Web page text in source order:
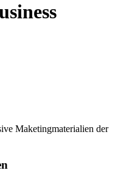
Maketingmaterialien der